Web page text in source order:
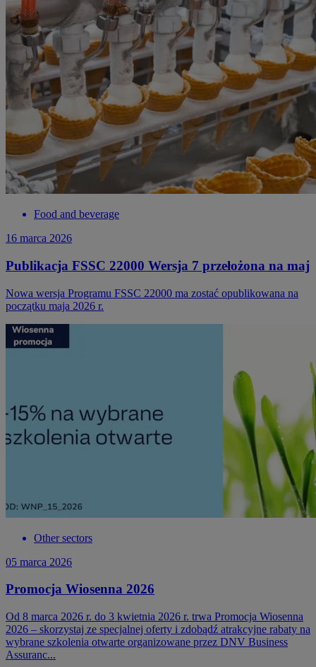
Food and beverage
16 marca 2026
Publikacja FSSC 22000 Wersja 7 przełożona na maj
Nowa wersja Programu FSSC 22000 ma zostać opublikowana na
początku maja 2026 r.
Other sectors
05 marca 2026
Promocja Wiosenna 2026
Od 8 marca 2026 r. do 3 kwietnia 2026 r. trwa Promocja Wiosenna
2026 – skorzystaj ze specjalnej oferty i zdobądź atrakcyjne rabaty na
wybrane szkolenia otwarte organizowane przez DNV Business
Assuranc...